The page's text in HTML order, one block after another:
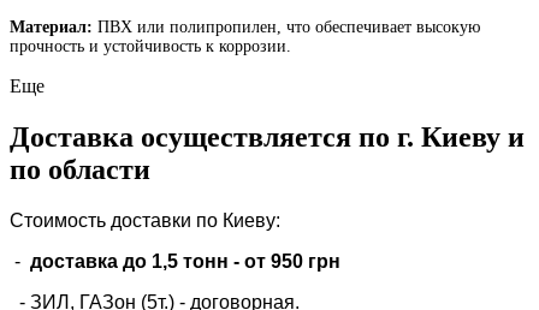
Материал: ПВХ или полипропилен, что обеспечивает высокую
прочность и устойчивость к коррозии.
Еще
Доставка осуществляется по г. Киеву и
по области
Стоимость доставки по Киеву:
- доставка до 1,5 тонн - от 950 грн
- ЗИЛ, ГАЗон (5т.) - договорная.